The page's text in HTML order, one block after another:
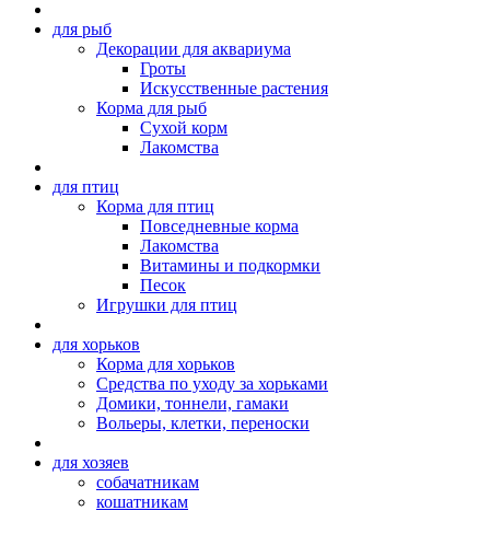
для рыб
Декорации для аквариума
Гроты
Искусственные растения
Корма для рыб
Сухой корм
Лакомства
для птиц
Корма для птиц
Повседневные корма
Лакомства
Витамины и подкормки
Песок
Игрушки для птиц
для хорьков
Корма для хорьков
Средства по уходу за хорьками
Домики, тоннели, гамаки
Вольеры, клетки, переноски
для хозяев
собачатникам
кошатникам